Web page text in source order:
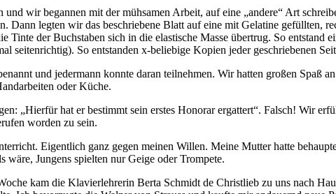
und wir begannen mit der mühsamen Arbeit, auf eine
andere
Art
Dann legten wir das beschriebene Blatt auf eine mit Gelatine gefüllten,
Tinte der Buchstaben sich in die elastische Masse übertrug. So
seitenrichtig). So entstanden x-beliebige Kopien jeder geschriebenen
und jedermann konnte daran teilnehmen. Wir hatten großen Spaß
oder Küche.
Hierfür hat er bestimmt sein erstes Honorar ergattert . Falsch! Wir
worden zu sein.
Eigentlich ganz gegen meinen Willen. Meine Mutter hatte
wäre, Jungens spielten nur Geige oder Trompete.
kam die Klavierlehrerin Berta Schmidt de Christlieb zu uns nach